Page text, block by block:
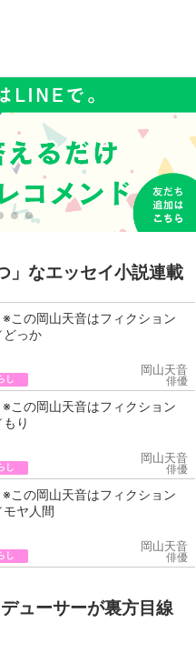
」なエッセイ小説連載
※この岡山天音はフィクション
どっか
し
岡山天音
俳優
※この岡山天音はフィクション
り
し
岡山天音
俳優
※この岡山天音はフィクション
モヤ人間
し
岡山天音
俳優
ューサーが裏方目線